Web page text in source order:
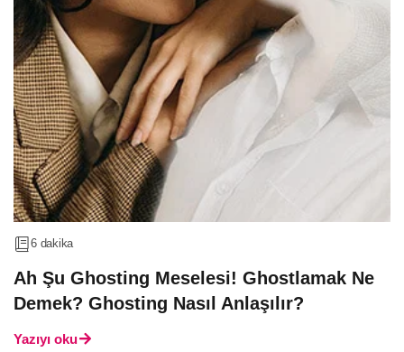
6 dakika
Ah Şu Ghosting Meselesi! Ghostlamak Ne
Demek? Ghosting Nasıl Anlaşılır?
Yazıyı oku